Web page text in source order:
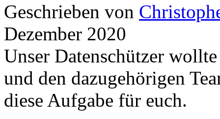
Geschrieben von
Dezember 2020
Unser Datenschützer
und den dazugehörigen
diese Aufgabe für euch.